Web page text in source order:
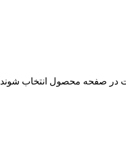
در صفحه محصول انتخاب شوند